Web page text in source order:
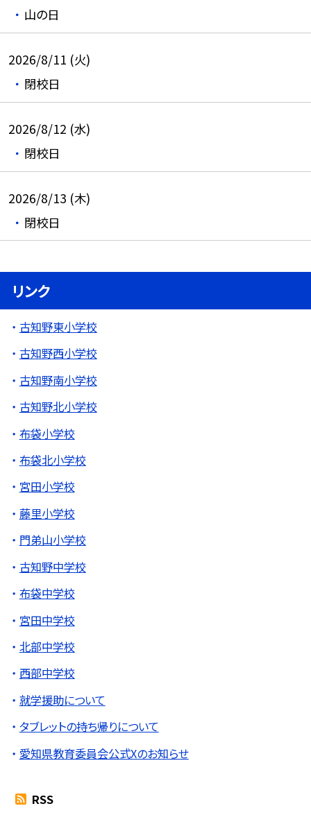
山の日
2026/8/11 (火)
閉校日
2026/8/12 (水)
閉校日
2026/8/13 (木)
閉校日
リンク
古知野東小学校
古知野西小学校
古知野南小学校
古知野北小学校
布袋小学校
布袋北小学校
宮田小学校
藤里小学校
門弟山小学校
古知野中学校
布袋中学校
宮田中学校
北部中学校
西部中学校
就学援助について
タブレットの持ち帰りについて
愛知県教育委員会公式Xのお知らせ
RSS